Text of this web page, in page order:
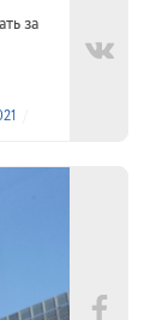
за